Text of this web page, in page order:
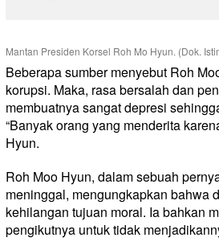
Mantan Presiden Korsel Roh Mo Hyun. (Dok.
Beberapa sumber menyebut Roh
korupsi. Maka, rasa bersalah dan
membuatnya sangat depresi
“Banyak orang yang menderita
Hyun.
Roh Moo Hyun, dalam sebuah
meninggal, mengungkapkan bahwa
kehilangan tujuan moral. Ia bahkan
pengikutnya untuk tidak